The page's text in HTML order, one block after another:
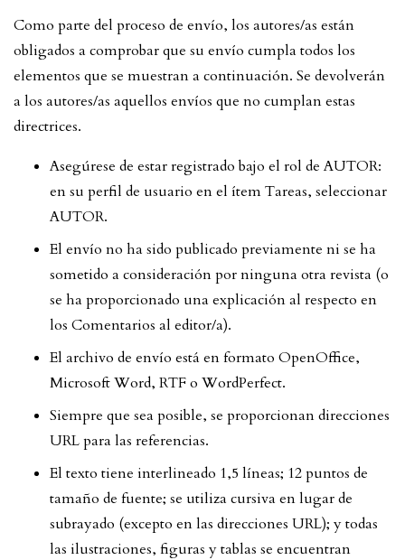
Como parte del proceso de envío, los autores/as están
obligados a comprobar que su envío cumpla todos los
elementos que se muestran a continuación. Se devolverán
a los autores/as aquellos envíos que no cumplan estas
directrices.
Asegúrese de estar registrado bajo el rol de AUTOR:
en su perfil de usuario en el ítem Tareas, seleccionar
AUTOR.
El envío no ha sido publicado previamente ni se ha
sometido a consideración por ninguna otra revista (o
se ha proporcionado una explicación al respecto en
los Comentarios al editor/a).
El archivo de envío está en formato OpenOffice,
Microsoft Word, RTF o WordPerfect.
Siempre que sea posible, se proporcionan direcciones
URL para las referencias.
El texto tiene interlineado 1,5 líneas; 12 puntos de
tamaño de fuente; se utiliza cursiva en lugar de
subrayado (excepto en las direcciones URL); y todas
las ilustraciones, figuras y tablas se encuentran